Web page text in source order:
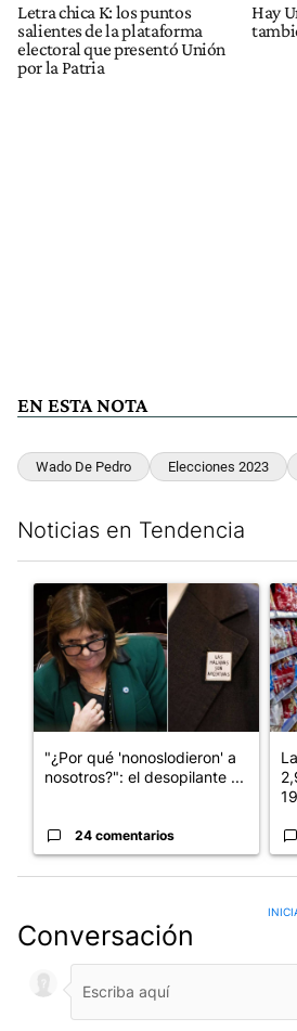
Letra chica K: los puntos
salientes de la plataforma
electoral que presentó Unión
por la Patria
Hay
EN ESTA NOTA
Wado De Pedro Elecciones 2023
Noticias en Tendencia
Un artículo de tendencia con el
"¿Por qué 'nonoslodieron' a
nosotros?": el desopilante ...
24 comentarios
Un
Conversación